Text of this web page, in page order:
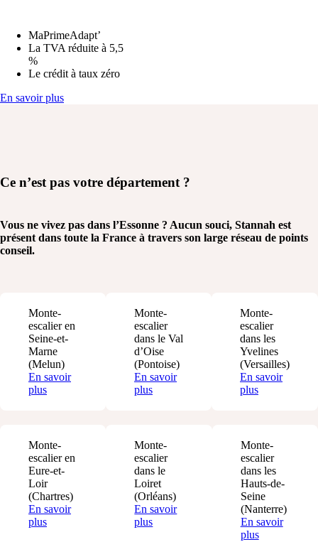
MaPrimeAdapt’
La TVA réduite à 5,5
%
Le crédit à taux zéro
En savoir plus
Ce n’est pas votre département ?
Vous ne vivez pas dans l’Essonne ? Aucun souci, Stannah est
présent dans toute la France à travers son large réseau de points
conseil.
Monte-
escalier en
Seine-et-
Marne
(Melun)
En savoir
plus
Monte-
escalier
dans le Val
d’Oise
(Pontoise)
En savoir
plus
Monte-
escalier
dans les
Yvelines
(Versailles)
En savoir
plus
Monte-
escalier en
Eure-et-
Loir
(Chartres)
En savoir
plus
Monte-
escalier
dans le
Loiret
(Orléans)
En savoir
plus
Monte-
escalier
dans les
Hauts-de-
Seine
(Nanterre)
En savoir
plus